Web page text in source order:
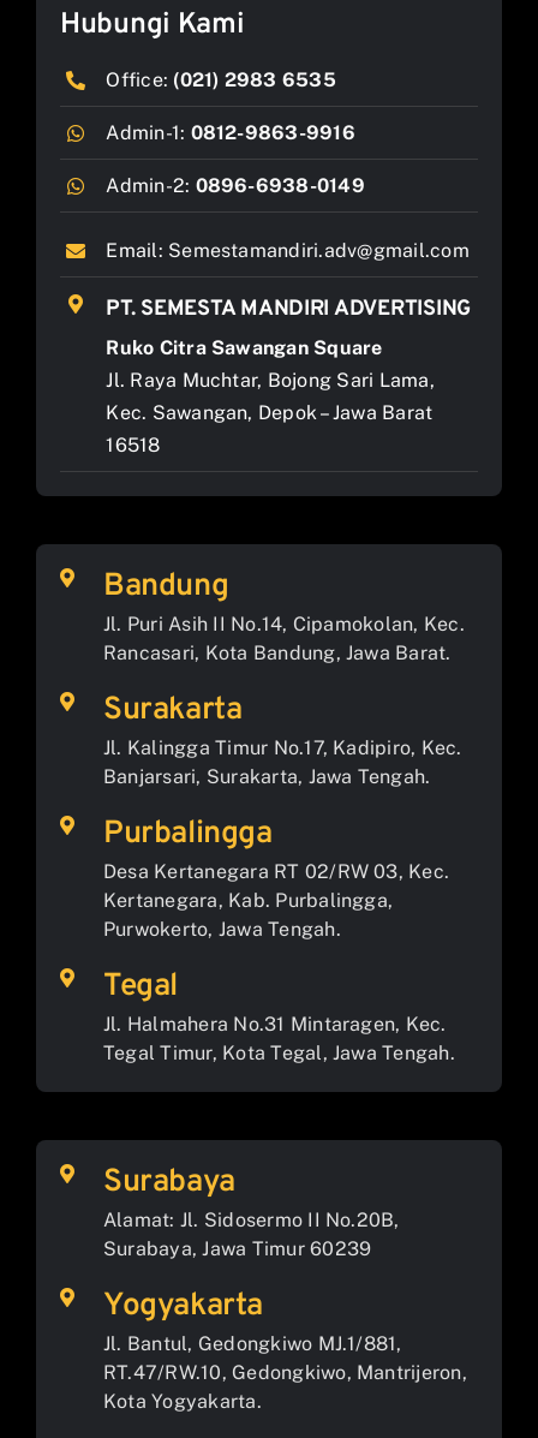
Hubungi Kami
Office: (021) 2983 6535
Admin-1: 0812-9863-9916
Admin-2: 0896-6938-0149
Email: Semestamandiri.adv@gmail.com
PT. SEMESTA MANDIRI ADVERTISING
Ruko Citra Sawangan Square
Jl. Raya Muchtar, Bojong Sari Lama,
Kec. Sawangan, Depok – Jawa Barat
16518
Bandung
Jl. Puri Asih II No.14, Cipamokolan, Kec.
Rancasari, Kota Bandung, Jawa Barat.
Surakarta
Jl. Kalingga Timur No.17, Kadipiro, Kec.
Banjarsari, Surakarta, Jawa Tengah.
Purbalingga
Desa Kertanegara RT 02/RW 03, Kec.
Kertanegara, Kab. Purbalingga,
Purwokerto, Jawa Tengah.
Tegal
Jl. Halmahera No.31 Mintaragen, Kec.
Tegal Timur, Kota Tegal, Jawa Tengah.
Surabaya
Alamat: Jl. Sidosermo II No.20B,
Surabaya, Jawa Timur 60239
Yogyakarta
Jl. Bantul, Gedongkiwo MJ.1/881,
RT.47/RW.10, Gedongkiwo, Mantrijeron,
Kota Yogyakarta.